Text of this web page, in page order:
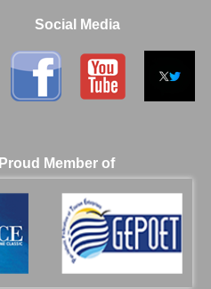
Social Media
Proud Member of